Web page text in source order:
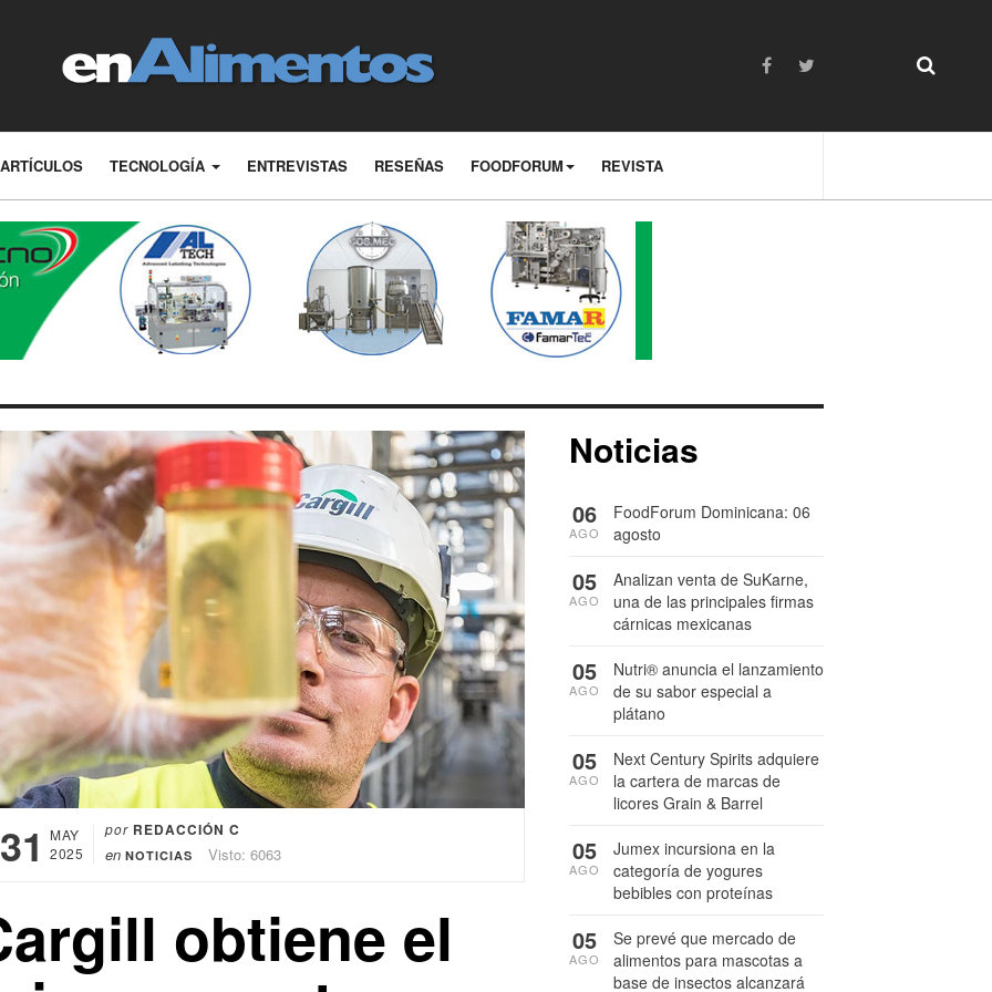
ARTÍCULOS TECNOLOGÍA ENTREVISTAS RESEÑAS FOODFORUM REVISTA
31
MAY
2025
por REDACCIÓN C
en NOTICIAS Visto: 6063
obtiene el
Noticias
FoodForum Dominicana: 06
agosto
06
AGO
Analizan venta de SuKarne,
una de las principales firmas
cárnicas mexicanas
05
AGO
Nutri® anuncia el lanzamiento
de su sabor especial a
plátano
05
AGO
Next Century Spirits adquiere
la cartera de marcas de
licores Grain & Barrel
05
AGO
Jumex incursiona en la
categoría de yogures
bebibles con proteínas
05
AGO
Se prevé que mercado de
alimentos para mascotas a
base de insectos alcanzará
05
AGO